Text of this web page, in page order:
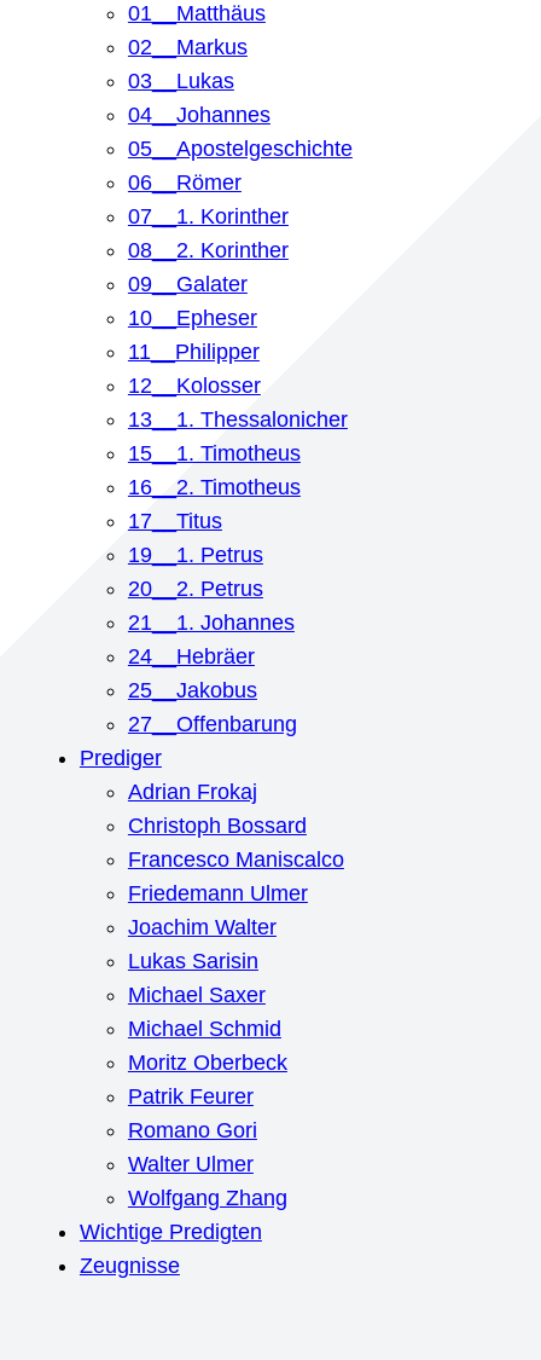
01__Matthäus
02__Markus
03__Lukas
04__Johannes
05__Apostelgeschichte
06__Römer
07__1. Korinther
08__2. Korinther
09__Galater
10__Epheser
11__Philipper
12__Kolosser
13__1. Thessalonicher
15__1. Timotheus
16__2. Timotheus
17__Titus
19__1. Petrus
20__2. Petrus
21__1. Johannes
24__Hebräer
25__Jakobus
27__Offenbarung
Prediger
Adrian Frokaj
Christoph Bossard
Francesco Maniscalco
Friedemann Ulmer
Joachim Walter
Lukas Sarisin
Michael Saxer
Michael Schmid
Moritz Oberbeck
Patrik Feurer
Romano Gori
Walter Ulmer
Wolfgang Zhang
Wichtige Predigten
Zeugnisse